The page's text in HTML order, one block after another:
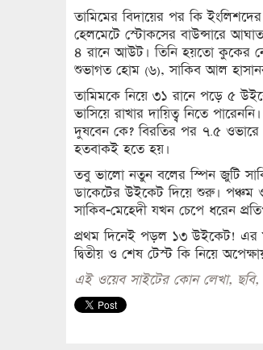
তামিমের বিদায়ের পর কি
হেলমেটে স্টোকসের বাউন্সারে
৪ রানে আউট। তিনি হয়তো কুকের
শুভাগত হোম (৬), সাকিব আল
তামিমকে নিয়ে ৩১ রানে পড়ে ৫
ভাসিয়ে রাখার দায়িত্ব নিতে
দুষবেন কে? বিরতির পর ৭.৫
হতবাকই হতে হয়।
তবু ভালো নতুন বলের স্পিন জুটি
ডাকেটের উইকেট দিয়ে শুরু। পঞ্চম
সাকিব-মেহেদী যখন চেপে ধরেন
প্রথম দিনেই পড়ল ১৩ উইকেট! এর
দ্বিতীয় ও শেষ টেস্ট কি নিয়ে
এই ওয়েব সাইটের কোন লেখা, ছবি,